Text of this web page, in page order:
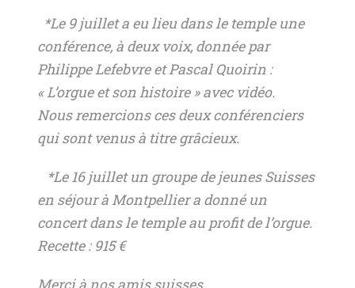
*Le 9 juillet a eu lieu dans le temple une
conférence, à deux voix, donnée par
Philippe Lefebvre et Pascal Quoirin :
« L’orgue et son histoire » avec vidéo.
Nous remercions ces deux conférenciers
qui sont venus à titre grâcieux.
*Le 16 juillet un groupe de jeunes Suisses
en séjour à Montpellier a donné un
concert dans le temple au profit de l’orgue.
Recette : 915 €